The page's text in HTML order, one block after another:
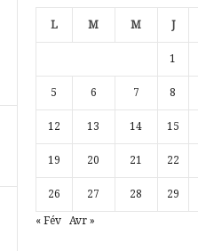
L M M J
1
5 6 7 8
12 13 14 15
19 20 21 22
26 27 28 29
« Fév Avr »